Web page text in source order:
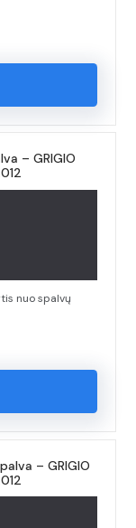
– GRIGIO
nuo spalvų
– GRIGIO